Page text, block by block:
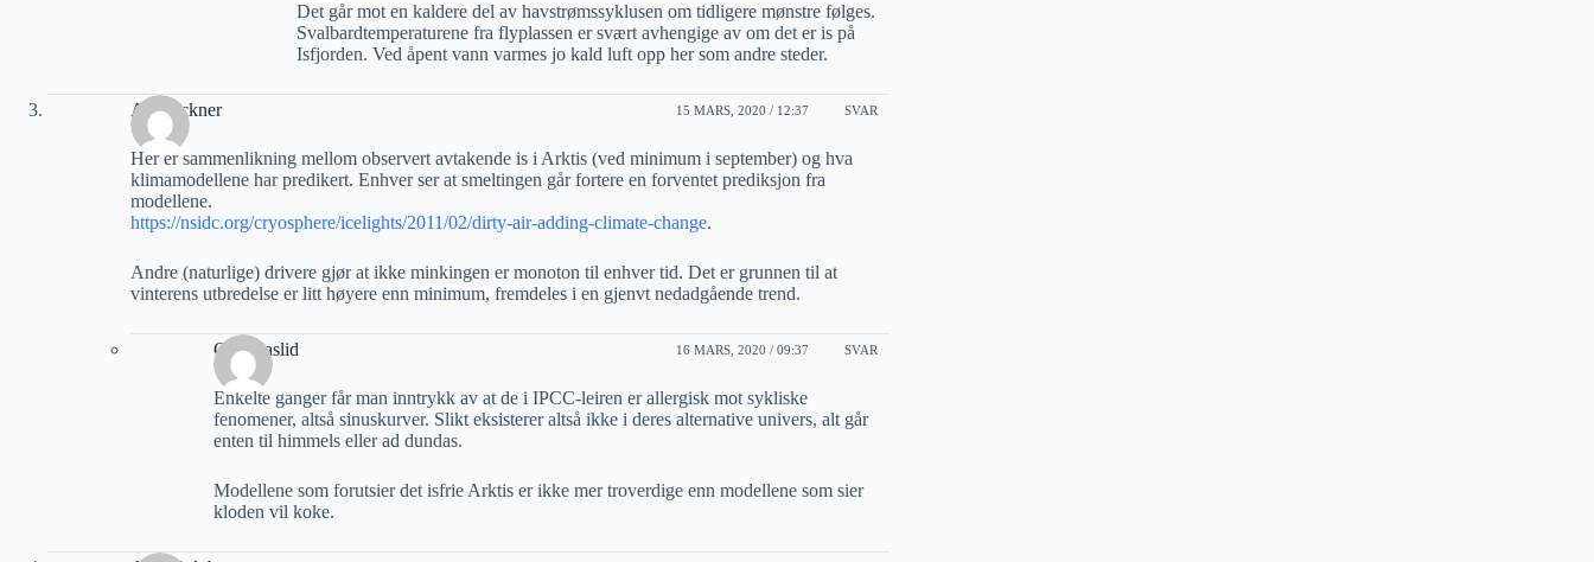
Det går mot en kaldere del av havstrømssyklusen om tidligere mønstre følges.
Svalbardtemperaturene fra flyplassen er svært avhengige av om det er is på
Isfjorden. Ved åpent vann varmes jo kald luft opp her som andre steder.
Alf Lackner 15 MARS, 2020 / 12:37 SVAR
Her er sammenlikning mellom observert avtakende is i Arktis (ved minimum i september) og hva
klimamodellene har predikert. Enhver ser at smeltingen går fortere en forventet prediksjon fra
modellene.
https://nsidc.org/cryosphere/icelights/2011/02/dirty-air-adding-climate-change.
Andre (naturlige) drivere gjør at ikke minkingen er monoton til enhver tid. Det er grunnen til at
vinterens utbredelse er litt høyere enn minimum, fremdeles i en gjenvt nedadgående trend.
Geir Aaslid 16 MARS, 2020 / 09:37 SVAR
Enkelte ganger får man inntrykk av at de i IPCC-leiren er allergisk mot sykliske
fenomener, altså sinuskurver. Slikt eksisterer altså ikke i deres alternative univers, alt går
enten til himmels eller ad dundas.
Modellene som forutsier det isfrie Arktis er ikke mer troverdige enn modellene som sier
kloden vil koke.